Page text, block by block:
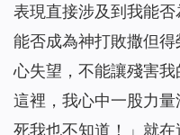
表現直接涉及到我能
能否成為神打敗撒但
心失望，不能讓殘害
這裡，我心中一股力
死我也不知道！」就